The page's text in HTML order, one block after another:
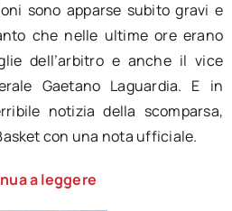
sono apparse subito gravi e
che nelle ultime ore erano
dell’arbitro e anche il vice
Gaetano Laguardia. E in
notizia della scomparsa,
con una nota ufficiale.
a leggere